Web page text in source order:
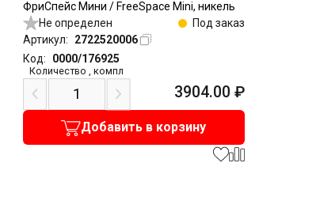
ФриСпейс Мини / FreeSpace Mini, никель
Не определен
Под заказ
Артикул:
2722520006
Код:
0000/176925
Количество ,компл
3904.00 ₽
Добавить в корзину